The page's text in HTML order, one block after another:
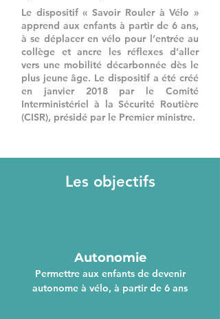
Le dispositif « Savoir Rouler à Vélo »
apprend aux enfants à partir de 6 ans,
à se déplacer en vélo pour l’entrée au
collège et ancre les réflexes d’aller
vers une mobilité décarbonnée dès le
plus jeune âge. Le dispositif a été créé
en janvier 2018 par le Comité
Interministériel à la Sécurité Routière
(CISR), présidé par le Premier ministre.
Les objectifs
Autonomie
Permettre aux enfants de devenir
autonome à vélo, à partir de 6 ans